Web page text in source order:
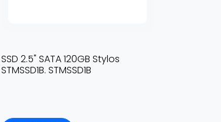
SSD 2.5" SATA 120GB Stylos
STMSSD1B. STMSSD1B